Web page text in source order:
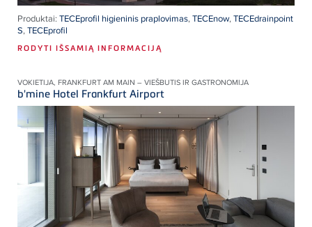
Produktai: TECEprofil higieninis praplovimas,TECEnow,TECEdrainpoint
S,TECEprofil
RODYTI IŠSAMIĄ INFORMACIJĄ
VOKIETIJA, FRANKFURT AM MAIN – VIEŠBUTIS IR GASTRONOMIJA
b'mine Hotel Frankfurt Airport